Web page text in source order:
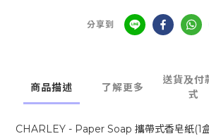
分享到
商品描述 了解更多
送貨及付
式
CHARLEY - Paper Soap 攜帶式香皂紙(1